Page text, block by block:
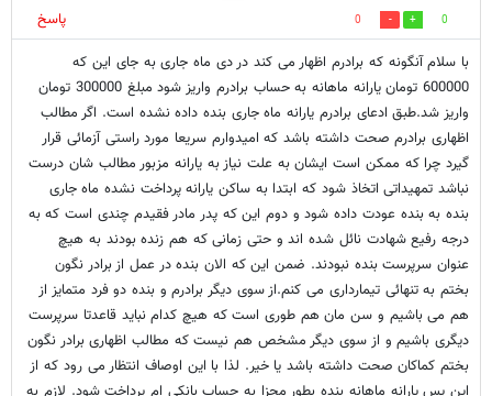
0
0
پاسخ
با سلام آنگونه که برادرم اظهار می کند در دی ماه جاری به جای این که
600000 تومان یارانه ماهانه به حساب برادرم واریز شود مبلغ 300000 تومان
واریز شد.طبق ادعای برادرم یارانه ماه جاری بنده داده نشده است. اگر مطالب
اظهاری برادرم صحت داشته باشد که امیدوارم سریعا مورد راستی آزمائی قرار
گیرد چرا که ممکن است ایشان به علت نیاز به یارانه مزبور مطالب شان درست
نباشد تمهیداتی اتخاذ شود که ابتدا به ساکن یارانه پرداخت نشده ماه جاری
بنده به بنده عودت داده شود و دوم این که پدر مادر فقیدم چندی است که به
درجه رفیع شهادت نائل شده اند و حتی زمانی که هم زنده بودند به هیچ
عنوان سرپرست بنده نبودند. ضمن این که الان بنده در عمل از برادر نگون
بختم به تنهائی تیمارداری می کنم.از سوی دیگر برادرم و بنده دو فرد متمایز از
هم می باشیم و سن مان هم طوری است که هیچ کدام نباید قاعدتا سرپرست
دیگری باشیم و از سوی دیگر مشخص هم نیست که مطالب اظهاری برادر نگون
بختم کماکان صحت داشته باشد یا خیر. لذا با این اوصاف انتظار می رود که از
این پس یارانه ماهانه بنده بطور مجزا به حساب بانکی ام پرداخت شود. لازم به